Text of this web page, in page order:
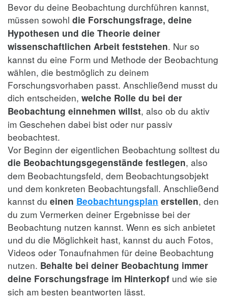
Bevor du deine Beobachtung durchführen kannst,
müssen sowohl die Forschungsfrage, deine
Hypothesen und die Theorie deiner
wissenschaftlichen Arbeit feststehen. Nur so
kannst du eine Form und Methode der Beobachtung
wählen, die bestmöglich zu deinem
Forschungsvorhaben passt. Anschließend musst du
dich entscheiden, welche Rolle du bei der
Beobachtung einnehmen willst, also ob du aktiv
im Geschehen dabei bist oder nur passiv
beobachtest.
Vor Beginn der eigentlichen Beobachtung solltest du
die Beobachtungsgegenstände festlegen, also
dem Beobachtungsfeld, dem Beobachtungsobjekt
und dem konkreten Beobachtungsfall. Anschließend
kannst du einen Beobachtungsplan erstellen, den
du zum Vermerken deiner Ergebnisse bei der
Beobachtung nutzen kannst. Wenn es sich anbietet
und du die Möglichkeit hast, kannst du auch Fotos,
Videos oder Tonaufnahmen für deine Beobachtung
nutzen. Behalte bei deiner Beobachtung immer
deine Forschungsfrage im Hinterkopf und wie sie
sich am besten beantworten lässt.